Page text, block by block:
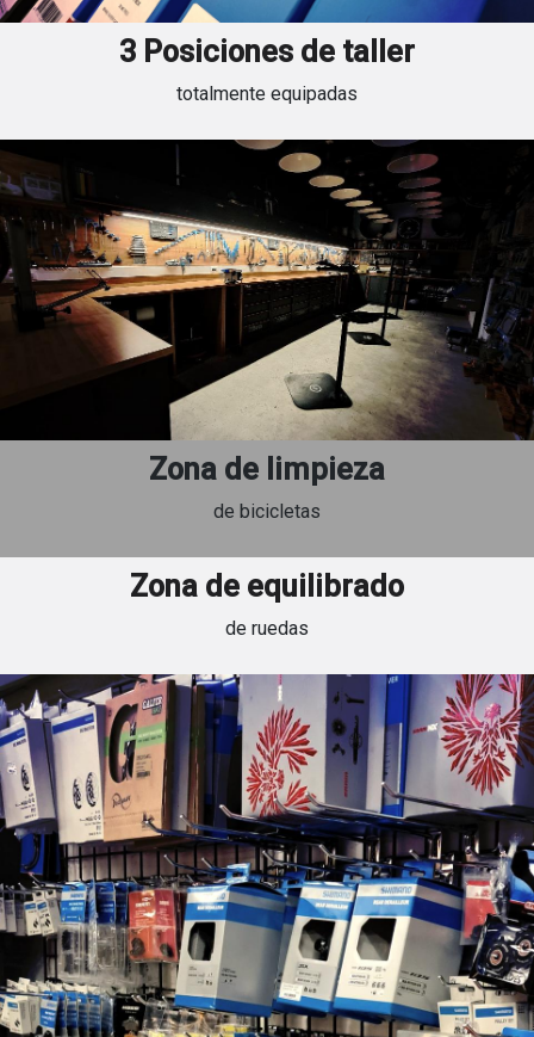
3 Posiciones de taller
totalmente equipadas
Zona de limpieza
de bicicletas
Zona de equilibrado
de ruedas